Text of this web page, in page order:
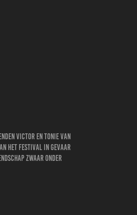
Victor en Tonie van
het festival in gevaar
zwaar onder